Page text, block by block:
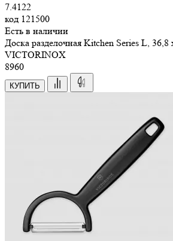
7.4122
код 121500
Есть в наличии
Доска разделочная Kitchen Series L, 36,8
VICTORINOX
8960
КУПИТЬ